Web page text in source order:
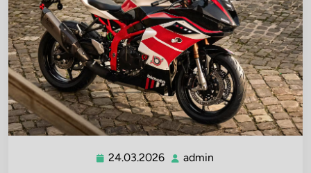
24.03.2026 24.03.2026
admin